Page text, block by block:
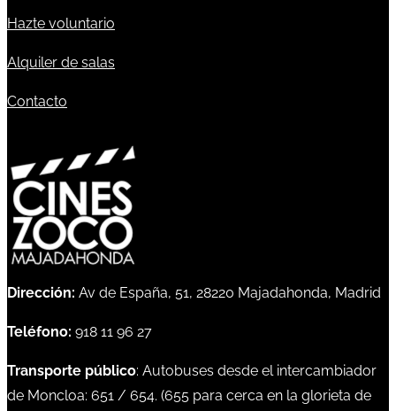
Hazte voluntario
Alquiler de salas
Contacto
Dirección: Av de España, 51, 28220 Majadahonda, Madrid
Teléfono: 918 11 96 27
Transporte público: Autobuses desde el intercambiador
de Moncloa: 651 / 654. (655 para cerca en la glorieta de